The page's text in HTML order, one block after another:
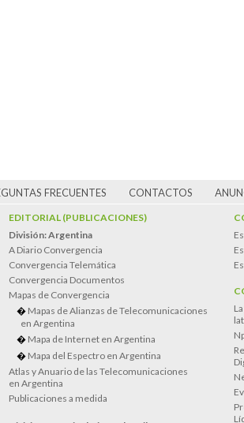
FRECUENTES CONTACTOS
EDITORIAL (PUBLICACIONES)
División: Argentina
A Diario Convergencia
Convergencia Telemática
Convergencia Documentos
Mapas de Convergencia
Mapas de Alianzas de Telecomunicaciones
en Argentina
Mapa de Internet en Argentina
Mapa del Espectro en Argentina
Atlas y Anuario de las Telecomunicaciones
en Argentina
Publicaciones a medida